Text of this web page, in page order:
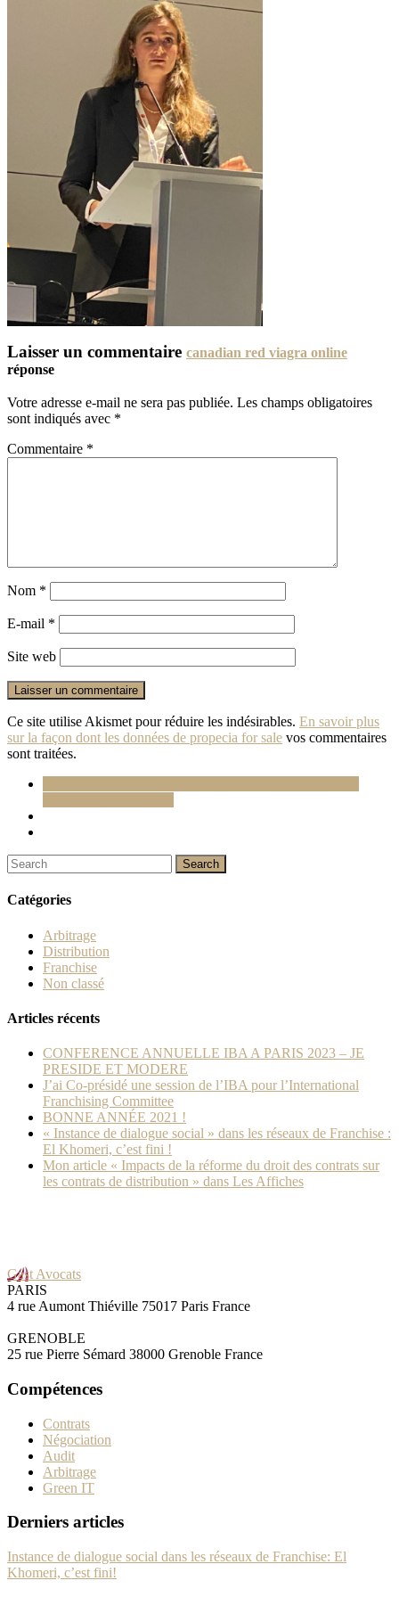
Laisser un commentaire canadian red viagra online
réponse
Votre adresse e-mail ne sera pas publiée. Les champs obligatoires
sont indiqués avec *
Commentaire *
Nom *
E-mail *
Site web
Ce site utilise Akismet pour réduire les indésirables. En savoir plus
sur la façon dont les données de propecia for sale vos commentaires
sont traitées.
Catégories
Arbitrage
Distribution
Franchise
Non classé
Articles récents
CONFERENCE ANNUELLE IBA A PARIS 2023 – JE
PRESIDE ET MODERE
J’ai Co-présidé une session de l’IBA pour l’International
Franchising Committee
BONNE ANNÉE 2021 !
« Instance de dialogue social » dans les réseaux de Franchise :
El Khomeri, c’est fini !
Mon article « Impacts de la réforme du droit des contrats sur
les contrats de distribution » dans Les Affiches
Gast Avocats
PARIS
4 rue Aumont Thiéville 75017 Paris France
GRENOBLE
25 rue Pierre Sémard 38000 Grenoble France
Compétences
Contrats
Négociation
Audit
Arbitrage
Green IT
Derniers articles
Instance de dialogue social dans les réseaux de Franchise: El
Khomeri, c’est fini!